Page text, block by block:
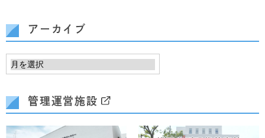
アーカイブ
管理運営施設